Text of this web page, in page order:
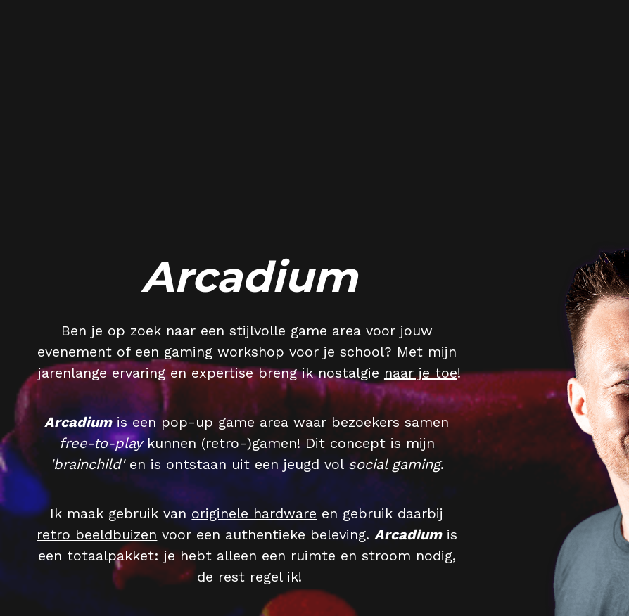
Arcadium
Ben je op zoek naar een stijlvolle game area voor jouw
evenement of een gaming workshop voor je school? Met mijn
jarenlange ervaring en expertise breng ik nostalgie naar je toe!
Arcadium
free-to-play kunnen (retro-)gamen! Dit concept is
mijn
'brainchild' en is ontstaan uit een jeugd vol social gaming.
Ik maak gebruik van originele hardware
retro beeldbuizen voor een authentieke beleving. Arcadium is
een totaalpakket: je hebt alleen een ruimte en stroom nodig,
de rest regel ik!